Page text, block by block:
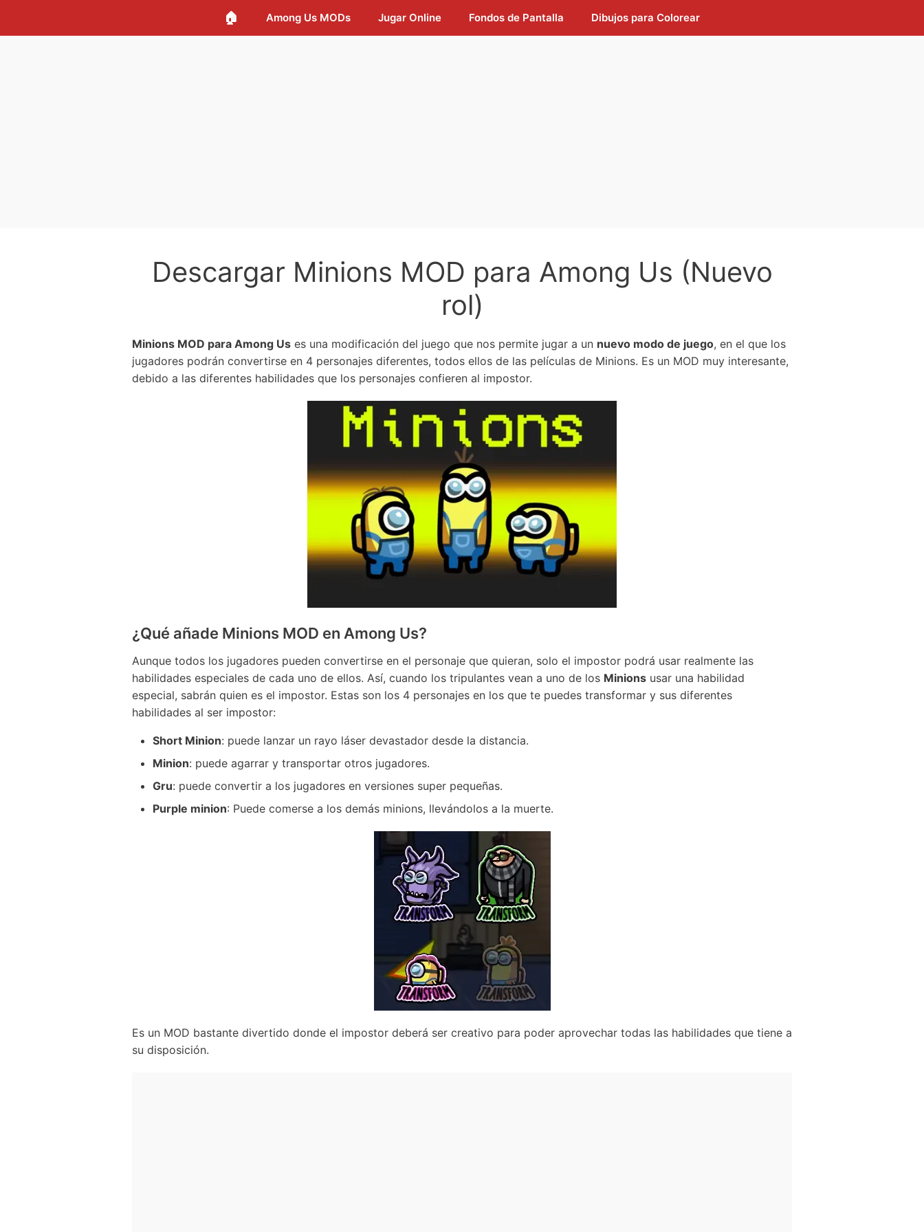
🏠 Among Us MODs Jugar Online Fondos de Pantalla Dibujos para Colorear
Descargar Minions MOD para Among Us (Nuevo
rol)
Minions MOD para Among Us es una modificación del juego que nos permite jugar a un nuevo modo de juego, en el que los
jugadores podrán convertirse en 4 personajes diferentes, todos ellos de las películas de Minions. Es un MOD muy interesante,
debido a las diferentes habilidades que los personajes confieren al impostor.
¿Qué añade Minions MOD en Among Us?
Aunque todos los jugadores pueden convertirse en el personaje que quieran, solo el impostor podrá usar realmente las
habilidades especiales de cada uno de ellos. Así, cuando los tripulantes vean a uno de los Minions usar una habilidad
especial, sabrán quien es el impostor. Estas son los 4 personajes en los que te puedes transformar y sus diferentes
habilidades al ser impostor:
Short Minion: puede lanzar un rayo láser devastador desde la distancia.
Minion: puede agarrar y transportar otros jugadores.
Gru: puede convertir a los jugadores en versiones super pequeñas.
Purple minion: Puede comerse a los demás minions, llevándolos a la muerte.
Es un MOD bastante divertido donde el impostor deberá ser creativo para poder aprovechar todas las habilidades que tiene a
su disposición.